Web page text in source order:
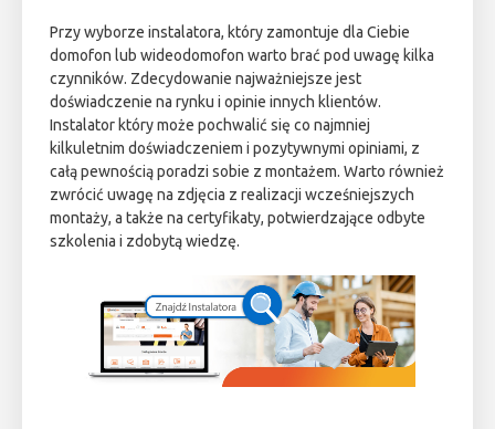
Przy wyborze instalatora, który zamontuje dla Ciebie
domofon lub wideodomofon warto brać pod uwagę kilka
czynników. Zdecydowanie najważniejsze jest
doświadczenie na rynku i opinie innych klientów.
Instalator który może pochwalić się co najmniej
kilkuletnim doświadczeniem i pozytywnymi opiniami, z
całą pewnością poradzi sobie z montażem. Warto również
zwrócić uwagę na zdjęcia z realizacji wcześniejszych
montaży, a także na certyfikaty, potwierdzające odbyte
szkolenia i zdobytą wiedzę.